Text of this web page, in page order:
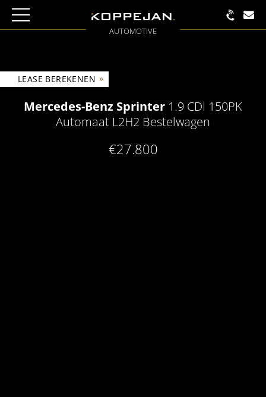
AUTOMOTIVE
LEASE BEREKENEN »
Mercedes-Benz Sprinter 1.9 CDI 150PK
Automaat L2H2 Bestelwagen
€27.800